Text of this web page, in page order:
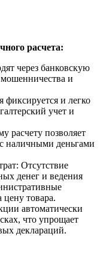
расчета:
через банковскую
и
фиксируется и легко
учет и
расчету позволяет
наличными деньгами
Отсутствие
денег и ведения
товара.
автоматически
что упрощает
деклараций.